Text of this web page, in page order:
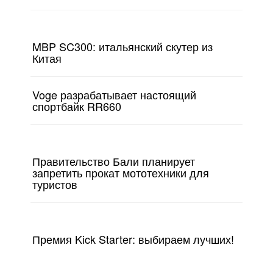
MBP SC300: итальянский скутер из
Китая
Voge разрабатывает настоящий
спортбайк RR660
Правительство Бали планирует
запретить прокат мототехники для
туристов
Премия Kick Starter: выбираем лучших!